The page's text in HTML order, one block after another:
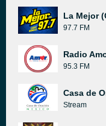
La Mejor
97.7 FM
Radio
95.3 FM
Casa de
Stream